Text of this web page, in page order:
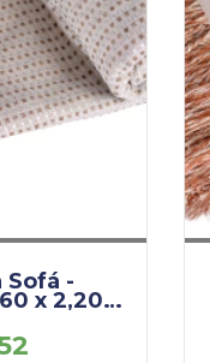
Sofá -
x 2,20